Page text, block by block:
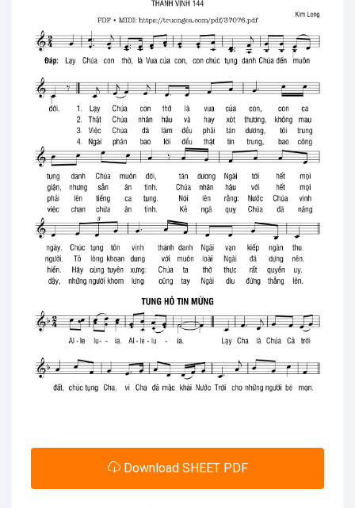
Download SHEET PDF